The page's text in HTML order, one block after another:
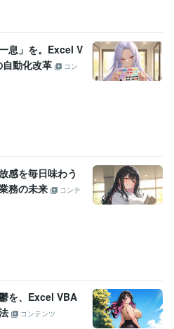
息」を。Excel V
動化改革
コン
感を毎日味わう
務の未来
コンテ
を、Excel VBA
コンテンツ